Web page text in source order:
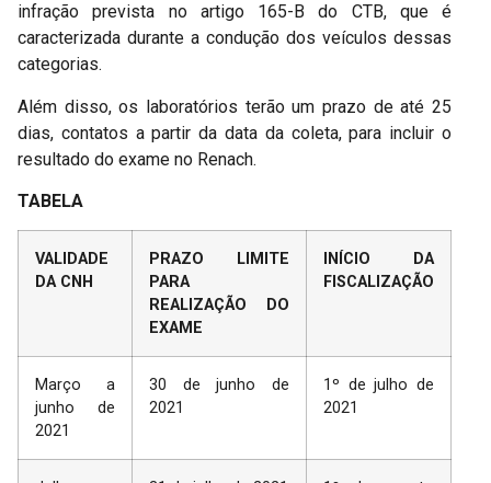
infração prevista no artigo 165-B do CTB, que é
caracterizada durante a condução dos veículos dessas
categorias.
Além disso, os laboratórios terão um prazo de até 25
dias, contatos a partir da data da coleta, para incluir o
resultado do exame no Renach.
TABELA
VALIDADE
DA CNH
PRAZO LIMITE
PARA
REALIZAÇÃO DO
EXAME
INÍCIO DA
FISCALIZAÇÃO
Março a
junho de
2021
30 de junho de
2021
1º de julho de
2021